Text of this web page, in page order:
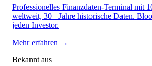
Professionelles Finanzdaten-Terminal mit
weltweit, 30+ Jahre historische Daten.
jeden Investor.
Mehr erfahren →
Bekannt aus